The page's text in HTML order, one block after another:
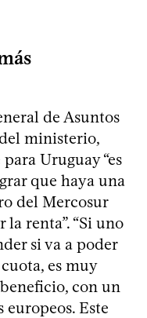
de Asuntos
ministerio,
Uruguay “es
que haya una
del Mercosur
la renta”. “Si uno
si va a poder
es muy
con un
Este